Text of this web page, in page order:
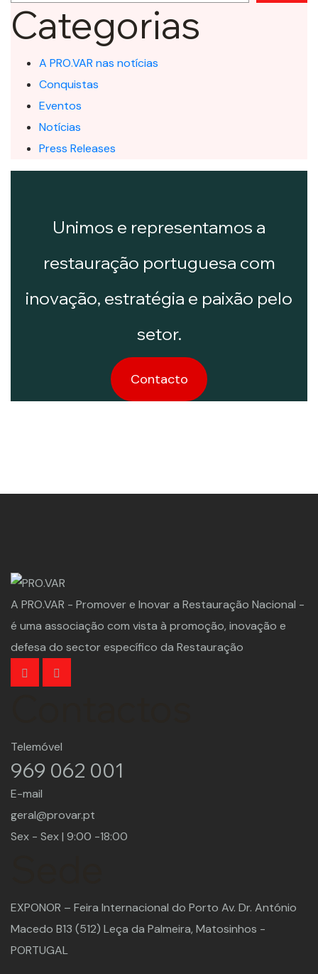
Categorias
A PRO.VAR nas notícias
Conquistas
Eventos
Notícias
Press Releases
Unimos e representamos a
restauração portuguesa com
inovação, estratégia e paixão pelo
setor.
Contacto
A PRO.VAR - Promover e Inovar a Restauração Nacional -
é uma associação com vista à promoção, inovação e
defesa do sector específico da Restauração
Telemóvel
969 062 001
E-mail
geral@provar.pt
Sex - Sex | 9:00 -18:00
EXPONOR – Feira Internacional do Porto Av. Dr. António
Macedo B13 (512) Leça da Palmeira, Matosinhos -
PORTUGAL